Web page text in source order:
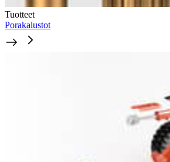
Tuotteet
Porakalustot